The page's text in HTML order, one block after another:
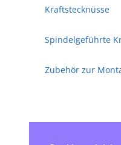
Kraftstecknüsse
Spindelgeführte
Zubehör zur